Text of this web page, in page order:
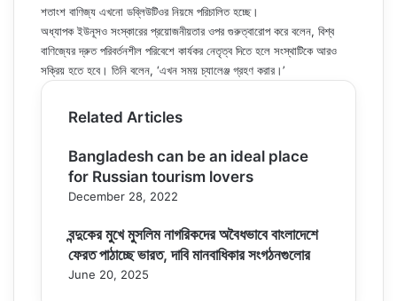
শতাংশ বাণিজ্য এখনো ডব্লিউটিওর নিয়মে পরিচালিত হচ্ছে।
অধ্যাপক ইউনূসও সংস্কারের প্রয়োজনীয়তার ওপর গুরুত্বারোপ করে বলেন, বিশ্ব
বাণিজ্যের দ্রুত পরিবর্তনশীল পরিবেশে কার্যকর নেতৃত্ব দিতে হলে সংস্থাটিকে আরও
সক্রিয় হতে হবে। তিনি বলেন, ‘এখন সময় চ্যালেঞ্জ গ্রহণ করার।’
Related Articles
Bangladesh can be an ideal place
for Russian tourism lovers
December 28, 2022
বন্দুকের মুখে মুসলিম নাগরিকদের অবৈধভাবে বাংলাদেশে
ফেরত পাঠাচ্ছে ভারত, দাবি মানবাধিকার সংগঠনগুলোর
June 20, 2025